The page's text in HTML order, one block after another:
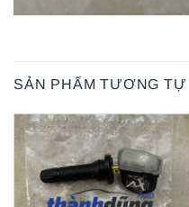
SẢN PHẨM TƯƠNG TỰ